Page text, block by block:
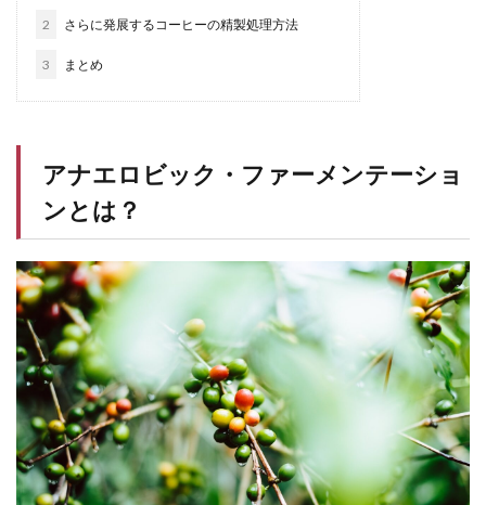
2 さらに発展するコーヒーの精製処理方法
3 まとめ
アナエロビック・ファーメンテーショ
ンとは？